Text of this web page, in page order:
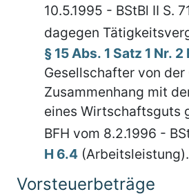
10.5.1995 - BStBl II S.
dagegen
§ 15 Abs. 1 Satz 1 Nr. 2
Gesellschafter von
Zusammenhang mit
eines Wirtschaftsguts
BFH vom 8.2.1996 -
H 6.4 (Arbeitsleistung).
Vorsteuerbeträge